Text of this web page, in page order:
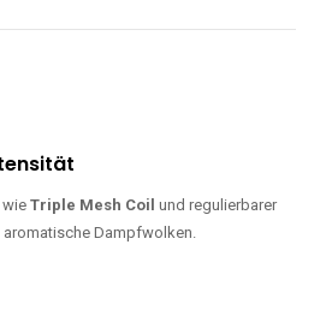
wieTriple Mesh Coil und regulierbarer
Dampfwolken.